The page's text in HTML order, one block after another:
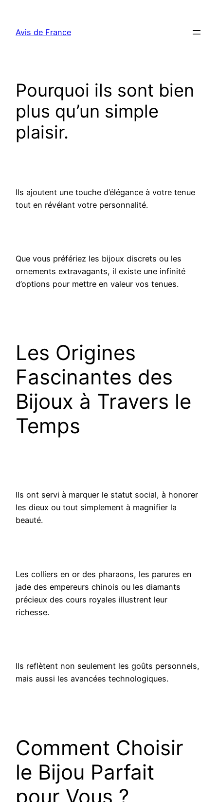
contenu
Avis de France
Pourquoi ils sont bien
plus qu’un simple
plaisir.
Ils ajoutent une touche d’élégance à votre tenue
tout en révélant votre personnalité.
Que vous préfériez les bijoux discrets ou les
ornements extravagants, il existe une infinité
d’options pour mettre en valeur vos tenues.
Les Origines
Fascinantes des
Bijoux à Travers le
Temps
Ils ont servi à marquer le statut social, à honorer
les dieux ou tout simplement à magnifier la
beauté.
Les colliers en or des pharaons, les parures en
jade des empereurs chinois ou les diamants
précieux des cours royales illustrent leur
richesse.
Ils reflètent non seulement les goûts personnels,
mais aussi les avancées technologiques.
Comment Choisir
le Bijou Parfait
pour Vous ?